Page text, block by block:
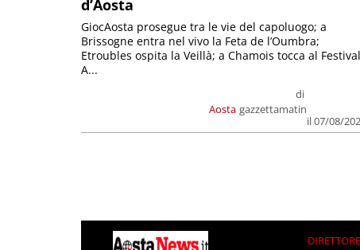
d’Aosta
Aosta
di
gazzettamatin
il 07/08/
GiocAosta prosegue tra le vie del capoluogo; a
Brissogne entra nel vivo la Feta de l’Oumbra;
Etroubles ospita la Veillà; a Chamois tocca al Festival
A...